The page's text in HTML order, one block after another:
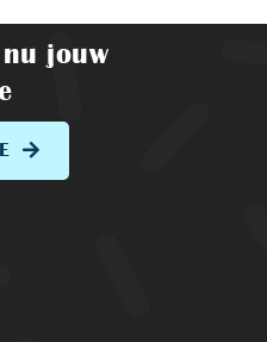
jouw